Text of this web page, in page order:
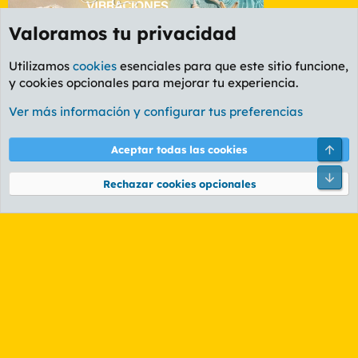
Foro General
Cookies
PL OLDSTYLE AMARILLO
Términos y reglas Política de privacidad Ayuda
Community platform by XenForo® © 2010-2026 XenForo Ltd.
Valoramos tu privacidad
Utilizamos cookies esenciales para que este sitio funcione,
y cookies opcionales para mejorar tu experiencia.
Ver más información y configurar tus preferencias
Aceptar todas las cookies
Rechazar cookies opcionales
Pie